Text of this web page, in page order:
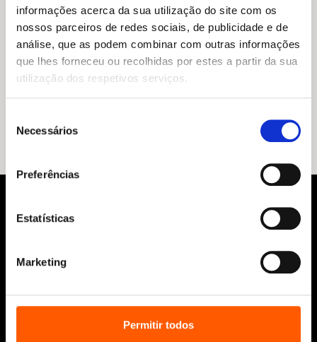
informações acerca da sua utilização do site com os
nossos parceiros de redes sociais, de publicidade e de
análise, que as podem combinar com outras informações
que lhes forneceu ou recolhidas por estes a partir da sua
utilização dos respetivos serviços.
Necessários
Preferências
Estatísticas
Marketing
Permitir todos
18,85 €
O
preço
16,96
Sê Água, Meu Amigo
Siga-nos: